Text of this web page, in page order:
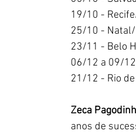
19/10 -
25/10 - Natal/
23/11 - Belo
06/12 a 09/
21/12 - Rio
Zeca
anos de